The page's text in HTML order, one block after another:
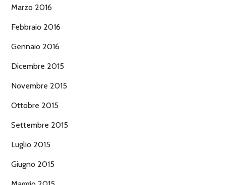
Marzo 2016
Febbraio 2016
Gennaio 2016
Dicembre 2015
Novembre 2015
Ottobre 2015
Settembre 2015
Luglio 2015
Giugno 2015